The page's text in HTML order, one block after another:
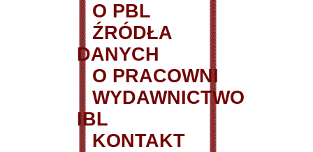
O PBL
ŹRÓDŁA
DANYCH
O PRACOWNI
WYDAWNICTWO
IBL
KONTAKT